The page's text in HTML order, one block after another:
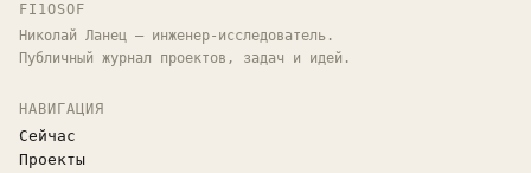
FI1OSOF
Николай Ланец — инженер-исследователь.
Публичный журнал проектов, задач и идей.
НАВИГАЦИЯ
Сейчас
Проекты